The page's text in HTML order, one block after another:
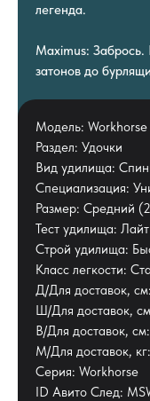
легенда.
Maximus:
затонов до
Модель: Workhorse
Раздел: Удочки
Вид удилища:
Специализация:
Размер: Средний
Тест удилища:
Строй удилища:
Класс легкости:
Д/Для доставок,
Ш/Для доставок,
В/Для доставок,
М/Для доставок,
Серия: Workhorse
ID Авито След: